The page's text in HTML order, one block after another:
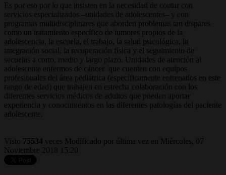
Es por eso por lo que insisten en la necesidad de contar con
servicios especializados –unidades de adolescentes– y con
programas multidisciplinares que aborden problemas tan dispares
como un tratamiento específico de tumores propios de la
adolescencia, la escuela, el trabajo, la salud psicológica, la
integración social, la recuperación física y el seguimiento de
secuelas a corto, medio y largo plazo. Unidades de atención al
adolescente enfermos de cáncer que cuenten con equipos
profesionales del área pediátrica (específicamente entrenados en este
rango de edad) que trabajen en estrecha colaboración con los
diferentes servicios médicos de adultos que puedan aportar
experiencia y conocimientos en las diferentes patologías del paciente
adolescente.
Visto 75534 veces Modificado por última vez en Miércoles, 07
Noviembre 2018 15:20